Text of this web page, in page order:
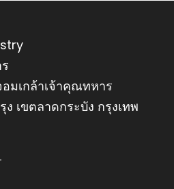
มเกล้าเจ้าคุณทหาร
เขตลาดกระบัง กรุงเทพ